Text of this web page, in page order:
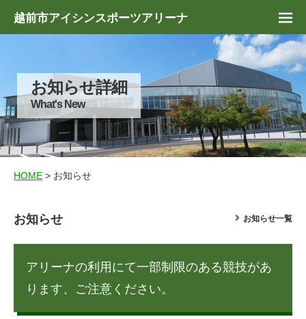
越前市アイシンスポーツアリーナ
お知らせ詳細
What's New
HOME > お知らせ
お知らせ お知らせ一覧
アリーナの利用にて一部制限のある競技があ
ります、ご注意ください。